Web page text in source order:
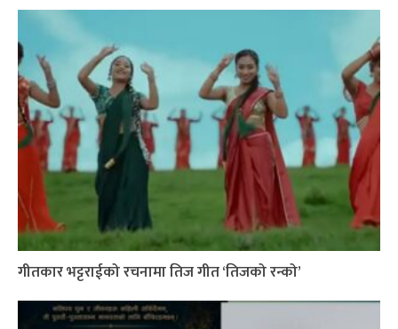
गीतकार भट्टराईको रचनामा तिज गीत ‘तिजको रन्को’